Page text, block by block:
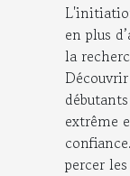
en plus
la
extrême
percer